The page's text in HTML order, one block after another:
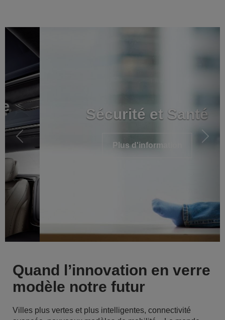
Sécurité et Santé
Plus d'information
Quand l’innovation en verre
modèle notre futur
Villes plus vertes et plus intelligentes, connectivité